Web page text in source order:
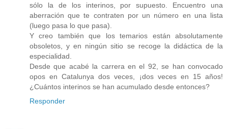
sólo la de los interinos, por supuesto. Encuentro una
aberración que te contraten por un número en una lista
(luego pasa lo que pasa).
Y creo también que los temarios están absolutamente
obsoletos, y en ningún sitio se recoge la didáctica de la
especialidad.
Desde que acabé la carrera en el 92, se han convocado
opos en Catalunya dos veces, ¡dos veces en 15 años!
¿Cuántos interinos se han acumulado desde entonces?
Responder